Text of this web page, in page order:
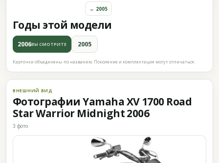
Годы этой модели
← 2005
2006ВЫ СМОТРИТЕ 2005
Карточки объединены по названию. Поколение и комплектация могут отличаться.
ВНЕШНИЙ ВИД
Фотографии Yamaha XV 1700 Road
Star Warrior Midnight 2006
3 фото